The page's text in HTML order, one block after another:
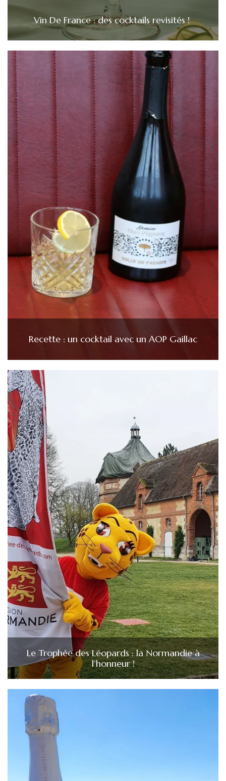
Vin De France : des cocktails revisités !
Recette : un cocktail avec un AOP Gaillac
Le Trophée des Léopards : la Normandie à
l’honneur !